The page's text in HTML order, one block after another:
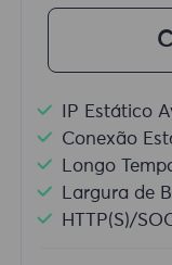
IP Estático
Conexão
Longo
Largura de
HTTP(S)/